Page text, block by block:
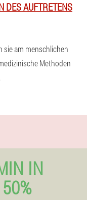
DES AUFTRETENS
sie am menschlichen
Methoden
IN